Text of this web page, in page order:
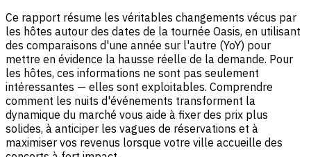
Ce rapport résume les véritables changements vécus par
les hôtes autour des dates de la tournée Oasis, en utilisant
des comparaisons d'une année sur l'autre (YoY) pour
mettre en évidence la hausse réelle de la demande. Pour
les hôtes, ces informations ne sont pas seulement
intéressantes — elles sont exploitables. Comprendre
comment les nuits d'événements transforment la
dynamique du marché vous aide à fixer des prix plus
solides, à anticiper les vagues de réservations et à
maximiser vos revenus lorsque votre ville accueille des